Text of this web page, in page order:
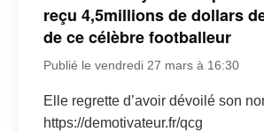
reçu 4,5millions de dollars
de ce célèbre footballeur
Publié le vendredi 27 mars à 16:30
Elle regrette d’avoir dévoilé son
https://demotivateur.fr/qcg